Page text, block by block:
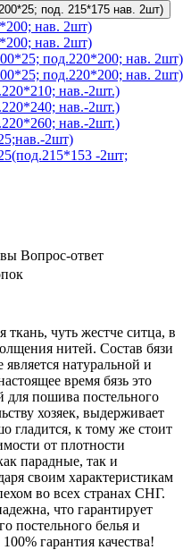
под. 215*175 нав. 2шт)
нав. 2шт)
нав. 2шт)
под.220*200; нав. 2шт)
под.220*200; нав. 2шт)
нав.-2шт.)
нав.-2шт.)
нав.-2шт.)
2шт)
-2шт;
Вопрос-ответ
ткань, чуть жестче ситца, в
нитей. Состав бязи
натуральной и
время бязь это
для пошива постельного
хозяек, выдерживает
гладится, к тому же стоит
от плотности
парадные, так и
своим характеристикам
во всех странах СНГ.
что гарантирует
постельного белья и
гарантия качества!